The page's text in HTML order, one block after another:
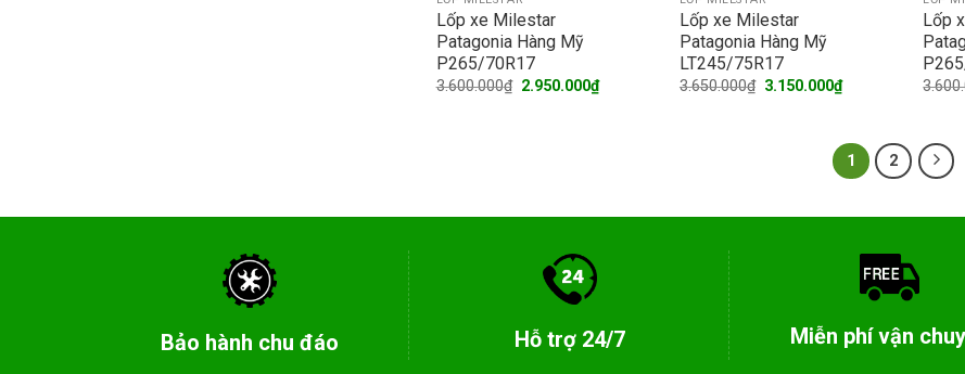
Lốp xe Milestar
Patagonia Hàng Mỹ
P265/70R17
3.600.000₫ Original
2.950.000₫Current
price
Lốp xe Milestar
Patagonia Hàng Mỹ
LT245/75R17
3.650.000₫ Original
3.150.000₫Current
price
Lốp
1 2
Bảo hành chu đáo Hỗ trợ 24/7 Miễn phí vận